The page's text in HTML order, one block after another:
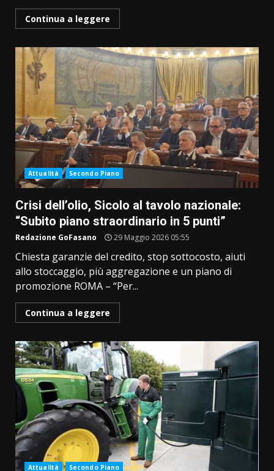
Continua a leggere
Attualità Secondo Piano
Crisi dell’olio, Sicolo al tavolo nazionale:
“Subito piano straordinario in 5 punti”
Redazione GoFasano 29 Maggio 2026 05:55
Chiesta garanzie del credito, stop sottocosto, aiuti
allo stoccaggio, più aggregazione e un piano di
promozione ROMA – “Per...
Continua a leggere
Attualità Secondo Piano